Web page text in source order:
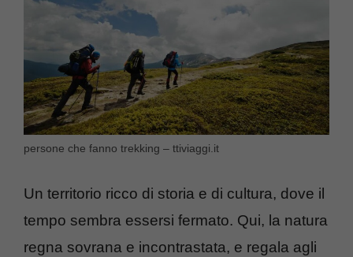
persone che fanno trekking – ttiviaggi.it
Un territorio ricco di storia e di cultura, dove il
tempo sembra essersi fermato. Qui, la natura
regna sovrana e incontrastata, e regala agli